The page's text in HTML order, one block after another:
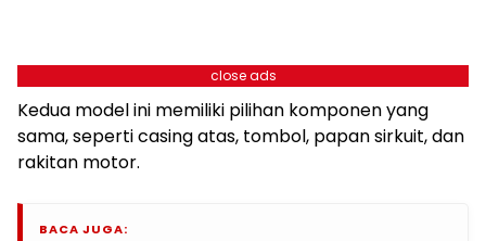
close ads
Kedua model ini memiliki pilihan komponen yang
sama, seperti casing atas, tombol, papan sirkuit, dan
rakitan motor.
BACA JUGA: